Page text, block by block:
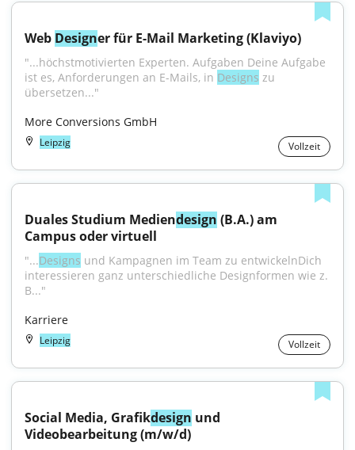
Web Designer für E-Mail Marketing (Klaviyo)
"...höchstmotivierten Experten. Aufgaben Deine Aufgabe
ist es, Anforderungen an E-Mails, in Designs zu
übersetzen..."
More Conversions GmbH
Leipzig Vollzeit
Duales Studium Mediendesign (B.A.) am
Campus oder virtuell
"...Designs und Kampagnen im Team zu entwickelnDich
interessieren ganz unterschiedliche Designformen wie z.
B..."
Karriere
Leipzig Vollzeit
Social Media, Grafikdesign und
Videobearbeitung (m/w/d)